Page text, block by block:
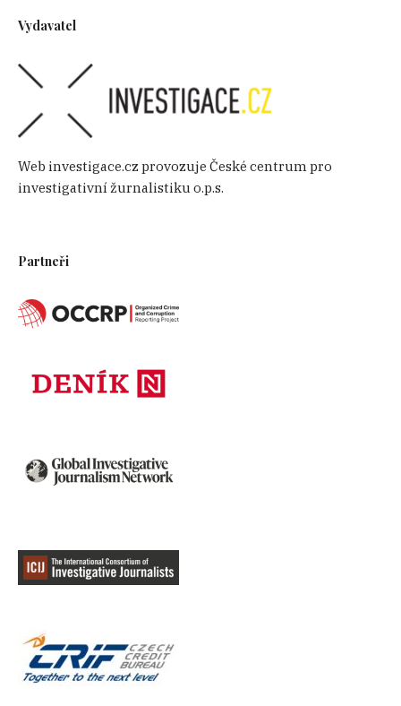
Vydavatel
Web investigace.cz provozuje České centrum pro
investigativní žurnalistiku o.p.s.
Partneři